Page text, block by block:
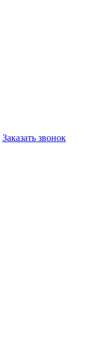
Заказать звонок